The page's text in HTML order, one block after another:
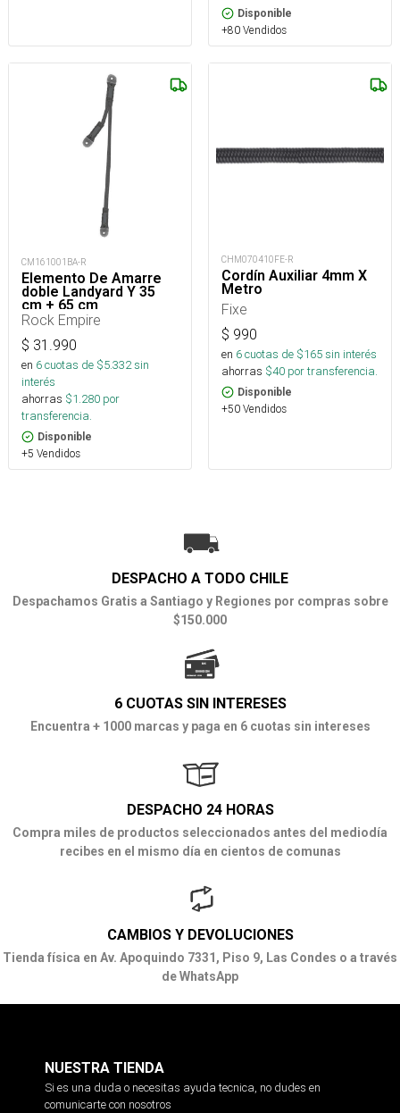
Disponible
+80 Vendidos
CM161001BA-R
Elemento De Amarre
doble Landyard Y 35
cm + 65 cm
Rock Empire
$ 31.990
en 6cuotas de $5.332sin
interés
ahorras $1.280 por
transferencia.
Disponible
+5 Vendidos
CHM070410FE-R
Cordín Auxiliar 4mm X
Metro
Fixe
$ 990
en 6cuotas de $165sin interés
ahorras $40 por transferencia.
Disponible
+50 Vendidos
DESPACHO A TODO CHILE
Despachamos Gratis a Santiago y Regiones por compras sobre
$150.000
6 CUOTAS SIN INTERESES
Encuentra + 1000 marcas y paga en 6 cuotas sin intereses
DESPACHO 24 HORAS
Compra miles de productos seleccionados antes del mediodía
recibes en el mismo día en cientos de comunas
CAMBIOS Y DEVOLUCIONES
Tienda física en Av. Apoquindo 7331, Piso 9, Las Condes o a través
de WhatsApp
NUESTRA TIENDA
Si es una duda o necesitas ayuda tecnica, no dudes en
comunicarte con nosotros